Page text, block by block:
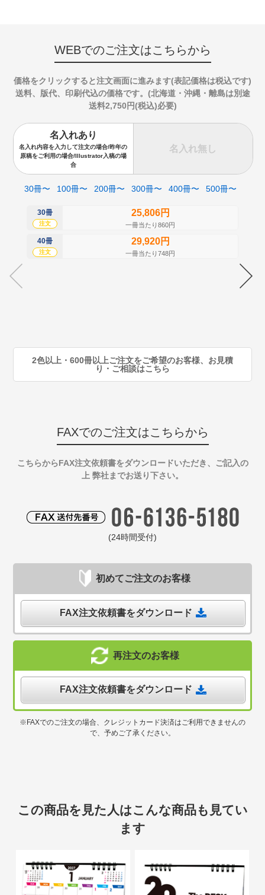
WEBでのご注文はこちらから
価格をクリックすると注文画面に進みます(表記価格は税込です)
送料、版代、印刷代込の価格です。(北海道・沖縄・離島は別途
送料2,750円(税込)必要)
名入れあり
名入れ内容を入力して注文の場合/昨年の
原稿をご利用の場合/Illustrator入稿の場
合
名入れ無し
30冊〜 100冊〜 200冊〜 300冊〜 400冊〜 500冊〜
30冊
注文
25,806円
一冊当たり860円
40冊
注文
29,920円
一冊当たり748円
2色以上・600冊以上ご注文をご希望のお客様、お見積
り・ご相談はこちら
FAXでのご注文はこちらから
こちらからFAX注文依頼書をダウンロードいただき、ご記入の
上 弊社までお送り下さい。
(24時間受付)
初めてご注文のお客様
FAX注文依頼書をダウンロード
再注文のお客様
FAX注文依頼書をダウンロード
※FAXでのご注文の場合、クレジットカード決済はご利用できませんの
で、予めご了承ください。
この商品を見た人はこんな商品も見てい
ます